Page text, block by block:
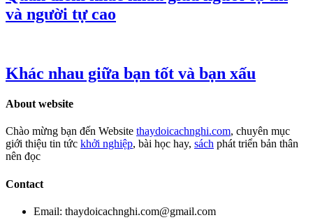
và người tự cao
Khác nhau giữa bạn tốt và bạn xấu
About website
Chào mừng bạn đến Website thaydoicachnghi.com, chuyên mục
giới thiệu tin tức khởi nghiệp, bài học hay, sách phát triển bản thân
nên đọc
Contact
Email: thaydoicachnghi.com@gmail.com